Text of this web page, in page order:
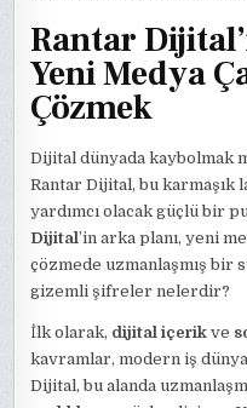
Rantar
Yeni Medya
Çözmek
Dijital dünyada kaybolmak
Rantar Dijital, bu karmaşık
yardımcı olacak güçlü bir
Dijital’in arka planı, yeni
çözmede uzmanlaşmış
gizemli şifreler nelerdir?
İlk olarak, dijital içerik ve
kavramlar, modern iş
Dijital, bu alanda